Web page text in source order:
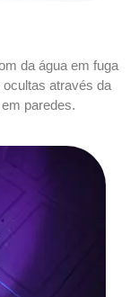
da água em fuga
através da
paredes.